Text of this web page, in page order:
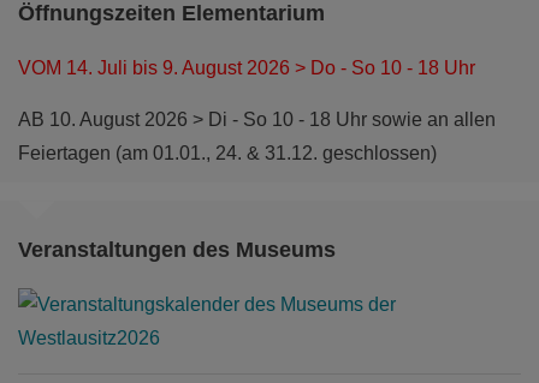
Öffnungszeiten Elementarium
VOM 14. Juli bis 9. August 2026 > Do - So 10 - 18 Uhr
AB 10. August 2026 > Di - So 10 - 18 Uhr sowie an allen
Feiertagen (am 01.01., 24. & 31.12. geschlossen)
Veranstaltungen des Museums